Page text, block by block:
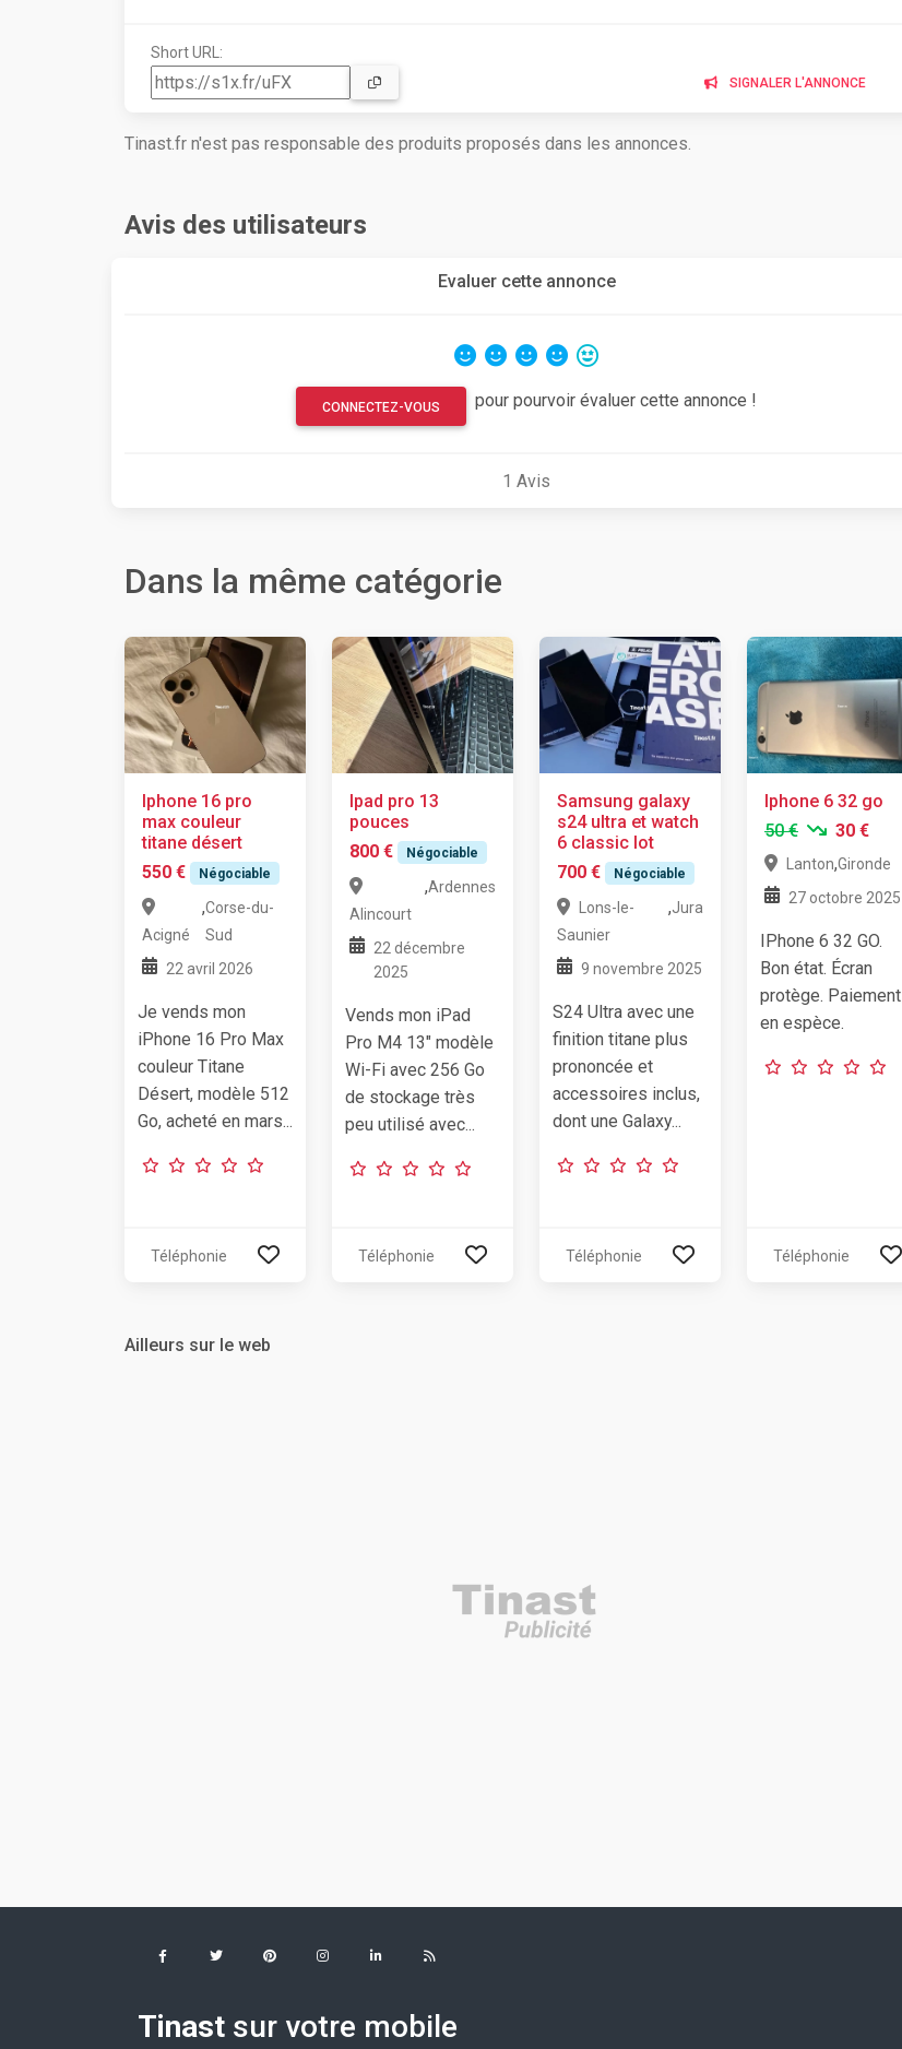
Short URL:
SIGNALER L'ANNONCE
Tinast.fr n'est pas responsable des produits proposés dans les annonces.
Avis des utilisateurs
Evaluer cette annonce
CONNECTEZ-VOUS pour pourvoir évaluer cette annonce !
1 Avis
Dans la même catégorie
Iphone 16 pro
max couleur
titane désert
550 €
Négociable
Acigné
,Corse-du-
Sud
22 avril 2026
Je vends mon
iPhone 16 Pro Max
couleur Titane
Désert, modèle 512
Go, acheté en mars...
Téléphonie
Ipad pro 13
pouces
800 €
Négociable
Alincourt
,Ardennes
22 décembre
2025
Vends mon iPad
Pro M4 13" modèle
Wi-Fi avec 256 Go
de stockage très
peu utilisé avec...
Téléphonie
Samsung galaxy
s24 ultra et watch
6 classic lot
700 €
Négociable
Lons-le-
Saunier
,Jura
9 novembre 2025
S24 Ultra avec une
finition titane plus
prononcée et
accessoires inclus,
dont une Galaxy...
Téléphonie
Iphone 6 32 go
50 €
30 €
Lanton,Gironde
27 octobre 2025
IPhone 6 32 GO.
Bon état. Écran
protège. Paiement
en espèce.
Téléphonie
Ailleurs sur le web
Tinast sur votre mobile